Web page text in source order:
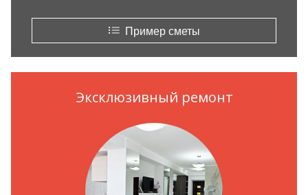
Пример сметы
Эксклюзивный ремонт